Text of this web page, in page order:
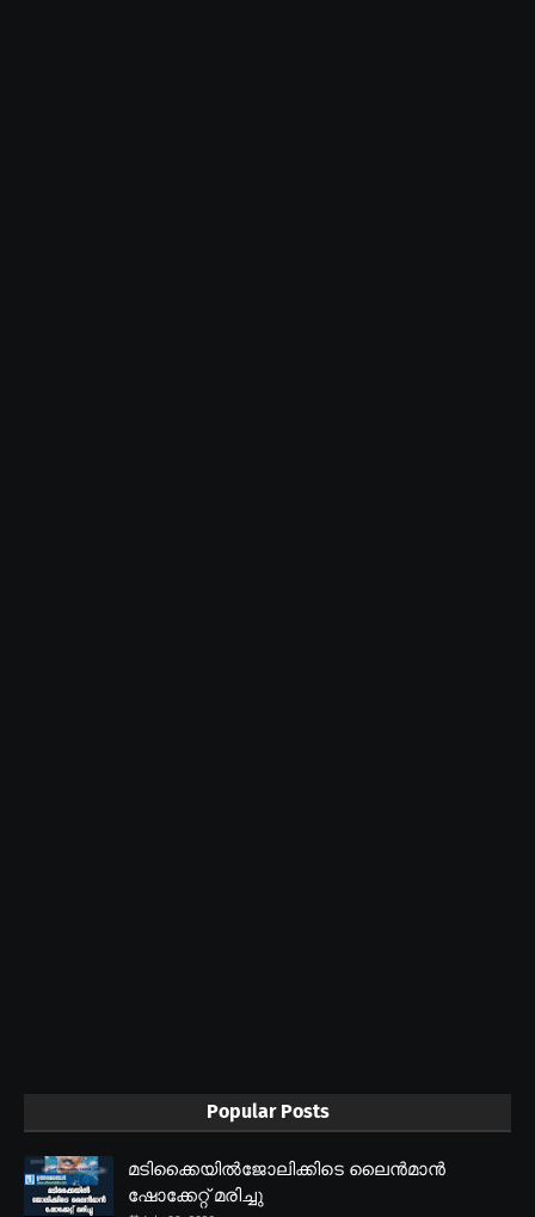
Popular Posts
മടിക്കൈയിൽജോലിക്കിടെ ലൈൻമാൻ
ഷോക്കേറ്റ് മരിച്ചു